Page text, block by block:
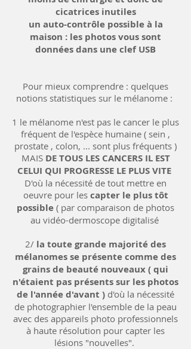
cicatrices inutiles
un auto-contrôle possible à la
maison : les photos vous sont
données dans une clef USB
Pour mieux comprendre : quelques
notions statistiques sur le mélanome :
1 le mélanome n'est pas le cancer le plus
fréquent de l'espèce humaine ( sein ,
prostate , colon, ... sont plus fréquents )
MAIS DE TOUS LES CANCERS IL EST
CELUI QUI PROGRESSE LE PLUS VITE
D'où la nécessité de tout mettre en
oeuvre pour lescapter le plus tôt
possible ( par comparaison de photos
au vidéo-dermoscope digitalisé
2/ la toute grande majorité des
mélanomes se présente comme des
grains de beauté nouveaux ( qui
n'étaient pas présents sur les photos
de l'année d'avant ) d'où la nécessité
de photographier l'ensemble de la peau
avec des appareils photo professionnels
à haute résolution pour capter les
lésions "nouvelles".